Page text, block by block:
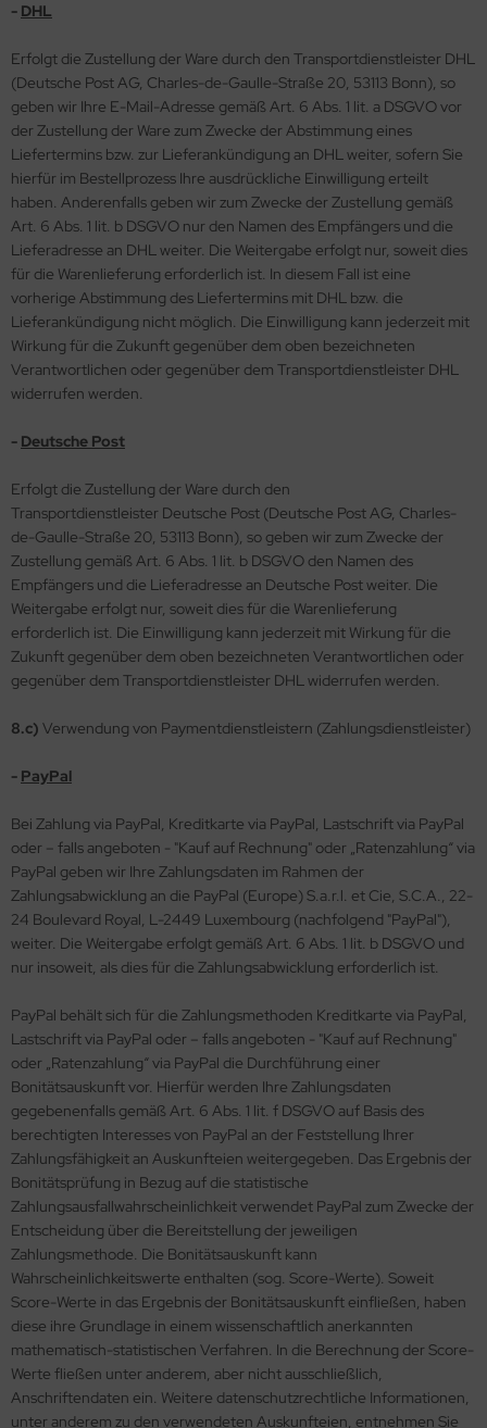
- DHL
Erfolgt die Zustellung der Ware durch den Transportdienstleister DHL
(Deutsche Post AG, Charles-de-Gaulle-Straße 20, 53113 Bonn), so
geben wir Ihre E-Mail-Adresse gemäß Art. 6 Abs. 1 lit. a DSGVO vor
der Zustellung der Ware zum Zwecke der Abstimmung eines
Liefertermins bzw. zur Lieferankündigung an DHL weiter, sofern Sie
hierfür im Bestellprozess Ihre ausdrückliche Einwilligung erteilt
haben. Anderenfalls geben wir zum Zwecke der Zustellung gemäß
Art. 6 Abs. 1 lit. b DSGVO nur den Namen des Empfängers und die
Lieferadresse an DHL weiter. Die Weitergabe erfolgt nur, soweit dies
für die Warenlieferung erforderlich ist. In diesem Fall ist eine
vorherige Abstimmung des Liefertermins mit DHL bzw. die
Lieferankündigung nicht möglich. Die Einwilligung kann jederzeit mit
Wirkung für die Zukunft gegenüber dem oben bezeichneten
Verantwortlichen oder gegenüber dem Transportdienstleister DHL
widerrufen werden.
- Deutsche Post
Erfolgt die Zustellung der Ware durch den
Transportdienstleister Deutsche Post (Deutsche Post AG, Charles-
de-Gaulle-Straße 20, 53113 Bonn), so geben wir zum Zwecke der
Zustellung gemäß Art. 6 Abs. 1 lit. b DSGVO den Namen des
Empfängers und die Lieferadresse an Deutsche Post weiter. Die
Weitergabe erfolgt nur, soweit dies für die Warenlieferung
erforderlich ist. Die Einwilligung kann jederzeit mit Wirkung für die
Zukunft gegenüber dem oben bezeichneten Verantwortlichen oder
gegenüber dem Transportdienstleister DHL widerrufen werden.
8.c) Verwendung von Paymentdienstleistern (Zahlungsdienstleister)
- PayPal
Bei Zahlung via PayPal, Kreditkarte via PayPal, Lastschrift via PayPal
oder – falls angeboten - "Kauf auf Rechnung" oder „Ratenzahlung“ via
PayPal geben wir Ihre Zahlungsdaten im Rahmen der
Zahlungsabwicklung an die PayPal (Europe) S.a.r.l. et Cie, S.C.A., 22-
24 Boulevard Royal, L-2449 Luxembourg (nachfolgend "PayPal"),
weiter. Die Weitergabe erfolgt gemäß Art. 6 Abs. 1 lit. b DSGVO und
nur insoweit, als dies für die Zahlungsabwicklung erforderlich ist.
PayPal behält sich für die Zahlungsmethoden Kreditkarte via PayPal,
Lastschrift via PayPal oder – falls angeboten - "Kauf auf Rechnung"
oder „Ratenzahlung“ via PayPal die Durchführung einer
Bonitätsauskunft vor. Hierfür werden Ihre Zahlungsdaten
gegebenenfalls gemäß Art. 6 Abs. 1 lit. f DSGVO auf Basis des
berechtigten Interesses von PayPal an der Feststellung Ihrer
Zahlungsfähigkeit an Auskunfteien weitergegeben. Das Ergebnis der
Bonitätsprüfung in Bezug auf die statistische
Zahlungsausfallwahrscheinlichkeit verwendet PayPal zum Zwecke der
Entscheidung über die Bereitstellung der jeweiligen
Zahlungsmethode. Die Bonitätsauskunft kann
Wahrscheinlichkeitswerte enthalten (sog. Score-Werte). Soweit
Score-Werte in das Ergebnis der Bonitätsauskunft einfließen, haben
diese ihre Grundlage in einem wissenschaftlich anerkannten
mathematisch-statistischen Verfahren. In die Berechnung der Score-
Werte fließen unter anderem, aber nicht ausschließlich,
Anschriftendaten ein. Weitere datenschutzrechtliche Informationen,
unter anderem zu den verwendeten Auskunfteien, entnehmen Sie